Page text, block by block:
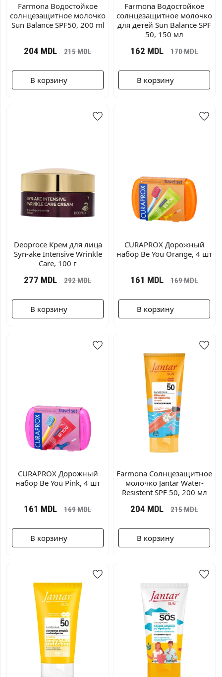
Farmona Водостойкое
солнцезащитное молочко
Sun Balance SPF50, 200 ml
204 MDL 215MDL
В корзину
Farmona Водостойкое
солнцезащитное молочко
для детей Sun Balance SPF
50, 150 мл
162 MDL 170MDL
В корзину
Deoproce Крем для лица
Syn-ake Intensive Wrinkle
Care, 100 г
277 MDL 292MDL
В корзину
CURAPROX Дорожный
набор Be You Orange, 4 шт
161 MDL 169MDL
В корзину
CURAPROX Дорожный
набор Be You Pink, 4 шт
161 MDL 169MDL
В корзину
Farmona Солнцезащитное
молочко Jantar Water-
Resistent SPF 50, 200 мл
204 MDL 215MDL
В корзину